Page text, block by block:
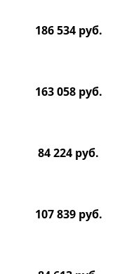
186 534 руб.
163 058 руб.
84 224 руб.
107 839 руб.